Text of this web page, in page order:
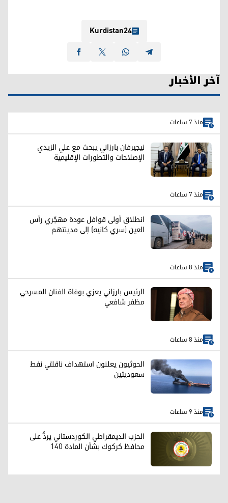
Kurdistan24
آخر الأخبار
منذ 7 ساعات
نيجيرفان بارزاني يبحث مع علي الزيدي
الإصلاحات والتطورات الإقليمية
منذ 7 ساعات
انطلاق أولى قوافل عودة مهجّري رأس
العين (سري كانيه) إلى مدينتهم
منذ 8 ساعات
الرئيس بارزاني يعزي بوفاة الفنان المسرحي
مظفر شافعي
منذ 8 ساعات
الحوثيون يعلنون استهداف ناقلتي نفط
سعوديتين
منذ 9 ساعات
الحزب الديمقراطي الكوردستاني يردُّ على
محافظ كركوك بشأن المادة 140